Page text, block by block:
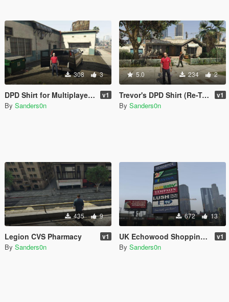
308 3
DPD Shirt for Multiplayer Ped v1
By Sanders0n
5.0 234 2
Trevor's DPD Shirt (Re-Texture) v1
By Sanders0n
435 9
Legion CVS Pharmacy v1
By Sanders0n
672 13
UK Echowood Shopping Plaza v1
By Sanders0n